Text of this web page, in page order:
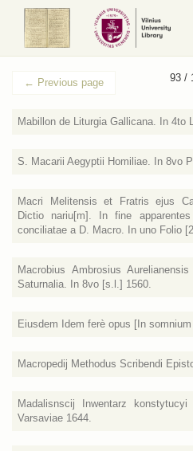
← Previous page 93 /
Mabillon de Liturgia Gallicana. In 4to
S. Macarii Aegyptii Homiliae. In 8vo
Macri Melitensis et Fratris ejus
Dictio nariu[m]. In fine
conciliatae a D. Macro. In uno Folio
Macrobius Ambrosius
Saturnalia. In 8vo [s.l.] 1560.
Eiusdem Idem ferè opus [In
Macropedij Methodus Scribendi
Madalisnscij Inwentarz
Varsaviae 1644.